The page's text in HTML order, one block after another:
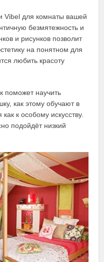
Vibel для комнаты вашей
безмятежность и
и рисунков позволит
на понятном для
любить красоту
поможет научить
как этому обучают в
к особому искусству.
подойдёт низкий